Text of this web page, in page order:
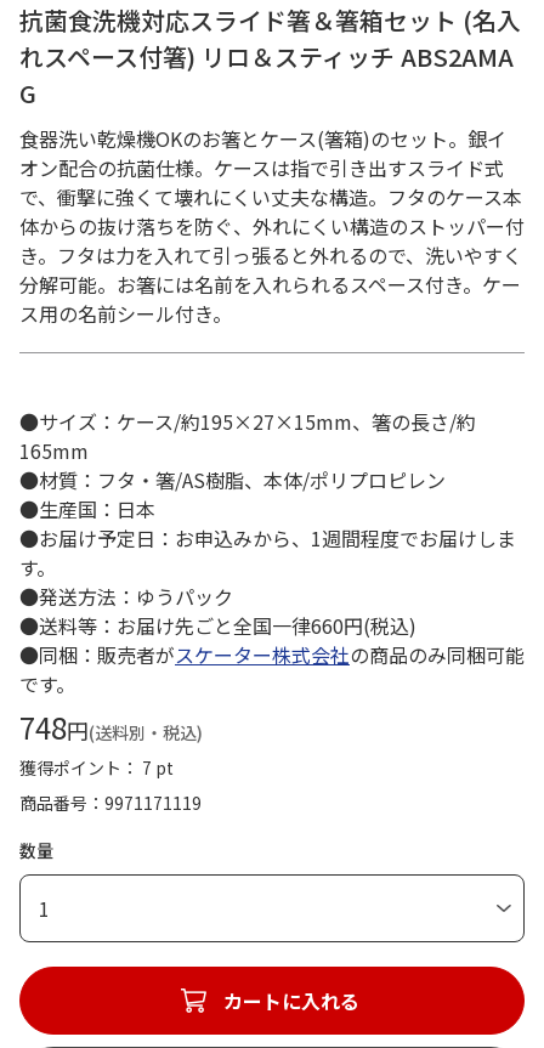
抗菌食洗機対応スライド箸＆箸箱セット (名入
れスペース付箸) リロ＆スティッチ ABS2AMA
G
食器洗い乾燥機OKのお箸とケース(箸箱)のセット。銀イ
オン配合の抗菌仕様。ケースは指で引き出すスライド式
で、衝撃に強くて壊れにくい丈夫な構造。フタのケース本
体からの抜け落ちを防ぐ、外れにくい構造のストッパー付
き。フタは力を入れて引っ張ると外れるので、洗いやすく
分解可能。お箸には名前を入れられるスペース付き。ケー
ス用の名前シール付き。
●サイズ：ケース/約195×27×15mm、箸の長さ/約
165mm
●材質：フタ・箸/AS樹脂、本体/ポリプロピレン
●生産国：日本
●お届け予定日：お申込みから、1週間程度でお届けしま
す。
●発送方法：ゆうパック
●送料等：お届け先ごと全国一律660円(税込)
●同梱：販売者がスケーター株式会社の商品のみ同梱可能
です。
748円(送料別・税込)
獲得ポイント： 7 pt
商品番号
9971171119
数量
1
カートに入れる